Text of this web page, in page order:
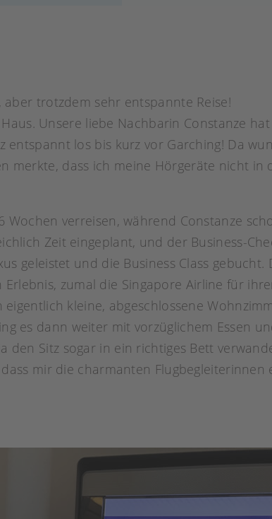
trotzdem sehr entspannte Reise!
Unsere liebe Nachbarin Constanze
entspannt los bis kurz vor Garching! Da
merkte, dass ich meine Hörgeräte nicht in
verreisen, während Constanze
Zeit eingeplant, und der Business-
geleistet und die Business Class
zumal die Singapore Airline für
kleine, abgeschlossene
es dann weiter mit vorzüglichem Essen
den Sitz sogar in ein richtiges Bett
mir die charmanten Flugbegleiterinnen